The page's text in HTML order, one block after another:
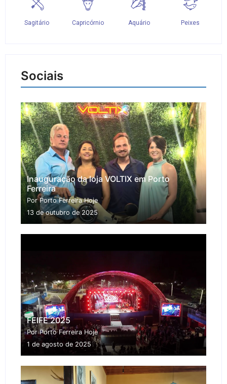
Sociais
Inauguração da loja VOLTIX em Porto
Ferreira
Por Porto Ferreira Hoje
13 de outubro de 2025
FEIFE 2025
Por Porto Ferreira Hoje
1 de agosto de 2025